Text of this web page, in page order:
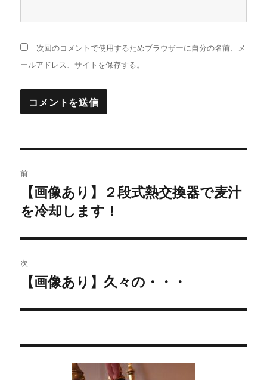
次回のコメントで使用するためブラウザーに自分の名前、メ
ールアドレス、サイトを保存する。
稿
ナ
ビ
ゲ
ー
シ
前
去
投
稿:
【画像あり】２段式熱交換器で麦汁
を冷却します！
次
投
【画像あり】久々の・・・